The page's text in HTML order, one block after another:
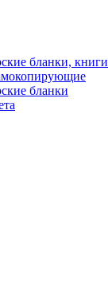
бланки, книги
бланки